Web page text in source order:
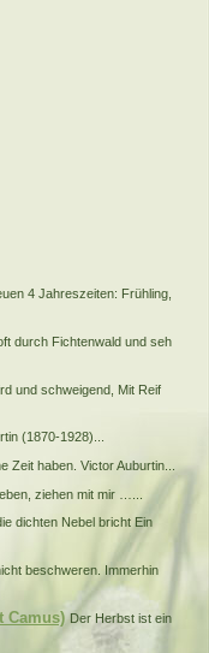
4 Jahreszeiten: Frühling,
durch Fichtenwald und seh
und schweigend, Mit Reif
(1870-1928)...
Zeit haben. Victor Auburtin...
ziehen mit mir …...
dichten Nebel bricht Ein
beschweren. Immerhin
Camus) Der Herbst ist ein